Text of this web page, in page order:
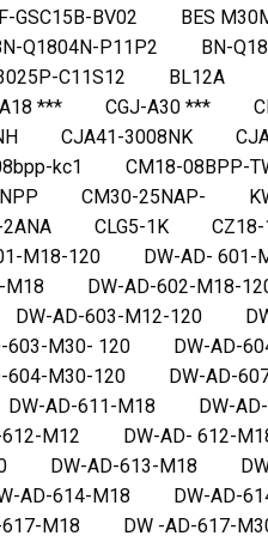
GSC15B-BV02 BES
P11P2 BN-
C11S12 BL12A
*** CGJ-A30 ***
CJA41-3008NK
kc1 CM18-
CM30-25NAP-
2ANA CLG5-1K
M18-120 DW-AD-
M18 DW-AD-602-M18-
AD-603-M12-120
M30- 120 DW-AD-
604-M30-120 DW-AD-
AD-611-M18 DW-AD-
M12 DW-AD- 612-
DW-AD-613-M18 DW-
614-M18 DW-AD-
M18 DW -AD-617-